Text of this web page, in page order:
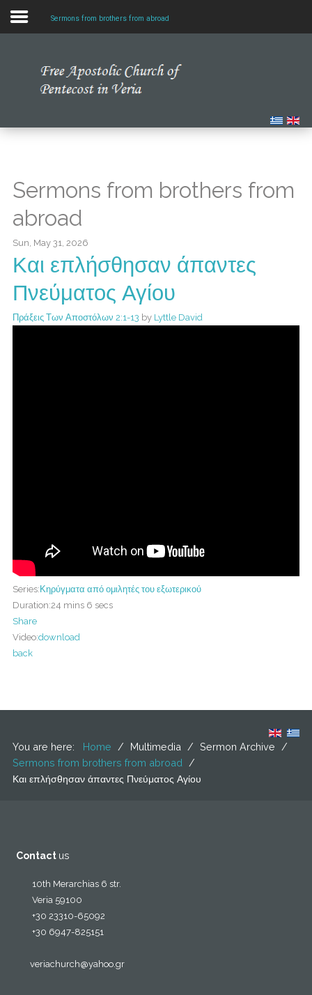
Home
Sermons from brothers from abroad
Sermons from brothers from
abroad
Sun, May 31, 2026
Και επλήσθησαν άπαντες
Πνεύματος Αγίου
Πράξεις Των Αποστόλων 2:1-13 by Lyttle David
Series: Κηρύγματα από ομιλητές του εξωτερικού
Duration:24 mins 6 secs
Share
Video:download
back
You are here: Home / Multimedia / Sermon Archive /
Sermons from brothers from abroad /
Και επλήσθησαν άπαντες Πνεύματος Αγίου
Contact us
10th Merarchias 6 str.
Veria 59100
+30 23310-65092
+30 6947-825151
veriachurch@yahoo.gr